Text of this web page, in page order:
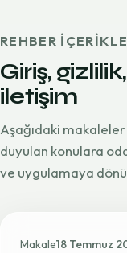
REHBER
Giriş,
iletişim
Aşağıdaki
duyulan konulara
ve uygulamaya
Makale18 Temmuz